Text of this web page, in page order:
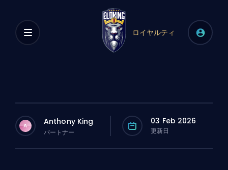
ロイヤルティ
A Anthony King
パートナー
03 Feb 2026
更新日